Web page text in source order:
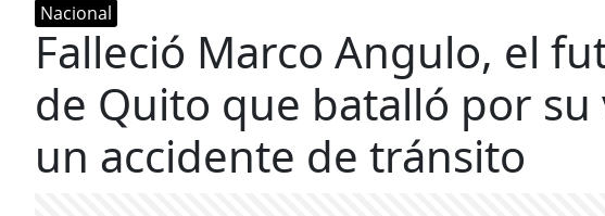
Nacional
Falleció Marco Angulo, el
de Quito que batalló por
un accidente de tránsito